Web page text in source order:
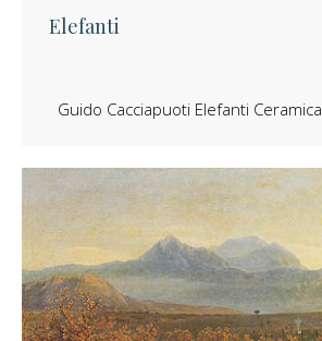
Elefanti
Guido Cacciapuoti Elefanti Ceramica